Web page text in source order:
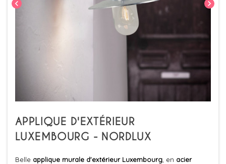
chevron_left chevron_right
APPLIQUE D'EXTÉRIEUR
LUXEMBOURG - NORDLUX
Belle applique murale d'extérieur Luxembourg , en acier